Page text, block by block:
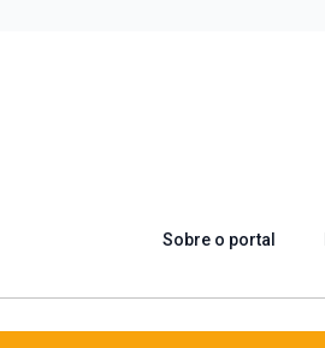
Sobre o portal